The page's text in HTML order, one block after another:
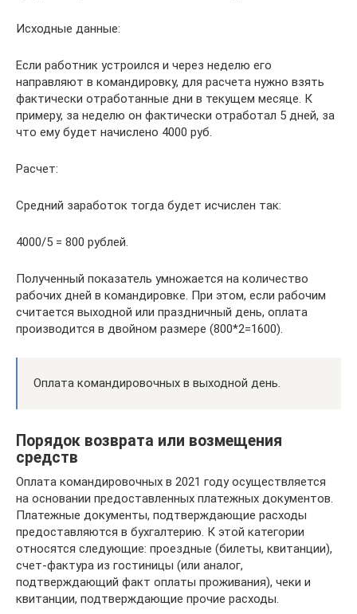
Исходные данные:
Если работник устроился и через неделю его
направляют в командировку, для расчета нужно взять
фактически отработанные дни в текущем месяце. К
примеру, за неделю он фактически отработал 5 дней, за
что ему будет начислено 4000 руб.
Расчет:
Средний заработок тогда будет исчислен так:
4000/5 = 800 рублей.
Полученный показатель умножается на количество
рабочих дней в командировке. При этом, если рабочим
считается выходной или праздничный день, оплата
производится в двойном размере (800*2=1600).
Оплата командировочных в выходной день.
Порядок возврата или возмещения
средств
Оплата командировочных в 2021 году осуществляется
на основании предоставленных платежных документов.
Платежные документы, подтверждающие расходы
предоставляются в бухгалтерию. К этой категории
относятся следующие: проездные (билеты, квитанции),
счет-фактура из гостиницы (или аналог,
подтверждающий факт оплаты проживания), чеки и
квитанции, подтверждающие прочие расходы.